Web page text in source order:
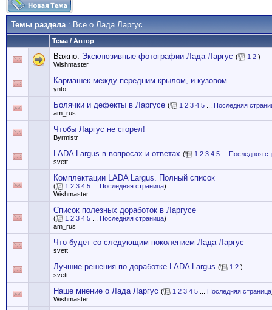
Темы раздела: Все о Лада Ларгус
Тема / Автор
Важно: Эксклюзивные фотографии Лада Ларгус ( 1 2 )
Wishmaster
Кармашек между передним крылом, и кузовом
ynto
Болячки и дефекты в Ларгусе ( 1 2 3 4 5
Последняя
am_rus
Чтобы Ларгус не сгорел!
Byrmistr
LADA Largus в вопросах и ответах ( 1 2 3 4 5
Последняя
svett
Комплектации LADA Largus. Полный список
( 1 2 3 4 5 Последняя страница)
Wishmaster
Список полезных доработок в Ларгусе
( 1 2 3 4 5 Последняя страница)
am_rus
Что будет со следующим поколением Лада Ларгус
svett
Лучшие решения по доработке LADA Largus ( 1 2 )
svett
Наше мнение о Лада Ларгус ( 1 2 3 4 5 Последняя страница
Wishmaster